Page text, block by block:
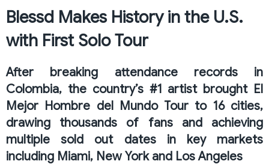
Blessd Makes History in the U.S.
with First Solo Tour
After breaking attendance records in
Colombia, the country’s #1 artist brought El
Mejor Hombre del Mundo Tour to 16 cities,
drawing thousands of fans and achieving
multiple sold out dates in key markets
including Miami, New York and Los Angeles